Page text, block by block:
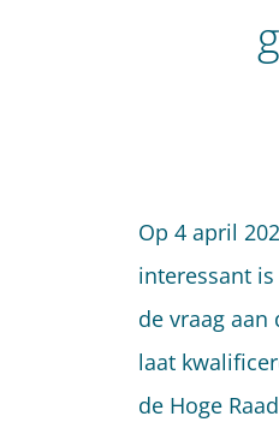
Op 4 april
interessant
de vraag
laat
de Hoge